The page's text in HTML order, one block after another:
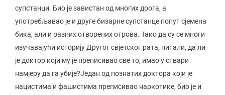
супстанци. Био је завистан од многих дрога, а
употребљавао је и друге бизарне супстанце попут сјемена
бика, али и разних отворених отрова. Тако да су се многи
изучавајући историју Другог свјетског рата, питали, да ли
је доктор који му је преписивао све то, имао у ствари
намјеру да га убије?Један од познатих доктора који је
нацистима и фашистима преписивао наркотике, био је и